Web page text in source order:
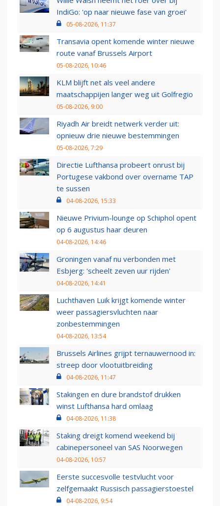
IndiGo: 'op naar nieuwe fase van groei'
05-08-2026, 11:37
Transavia opent komende winter nieuwe
route vanaf Brussels Airport
05-08-2026, 10:46
KLM blijft net als veel andere
maatschappijen langer weg uit Golfregio
05-08-2026, 9:00
Riyadh Air breidt netwerk verder uit:
opnieuw drie nieuwe bestemmingen
05-08-2026, 7:29
Directie Lufthansa probeert onrust bij
Portugese vakbond over overname TAP
te sussen
04-08-2026, 15:33
Nieuwe Privium-lounge op Schiphol opent
op 6 augustus haar deuren
04-08-2026, 14:46
Groningen vanaf nu verbonden met
Esbjerg: 'scheelt zeven uur rijden'
04-08-2026, 14:41
Luchthaven Luik krijgt komende winter
weer passagiersvluchten naar
zonbestemmingen
04-08-2026, 13:54
Brussels Airlines grijpt ternauwernood in:
streep door vlootuitbreiding
04-08-2026, 11:47
Stakingen en dure brandstof drukken
winst Lufthansa hard omlaag
04-08-2026, 11:38
Staking dreigt komend weekend bij
cabinepersoneel van SAS Noorwegen
04-08-2026, 10:57
Eerste succesvolle testvlucht voor
zelfgemaakt Russisch passagierstoestel
04-08-2026, 9:54